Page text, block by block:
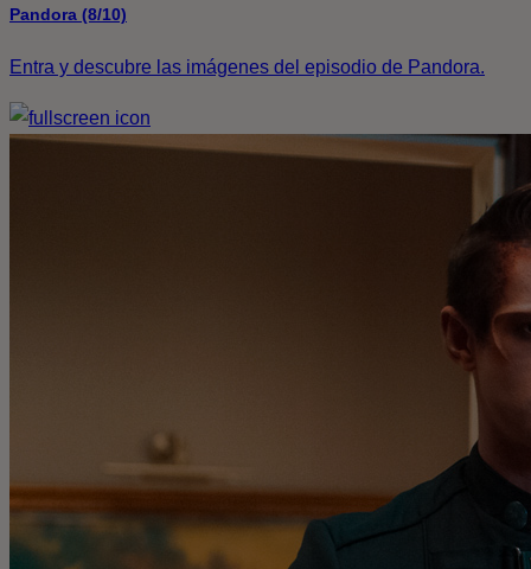
Pandora (8/10)
Entra y descubre las imágenes del episodio de Pandora.